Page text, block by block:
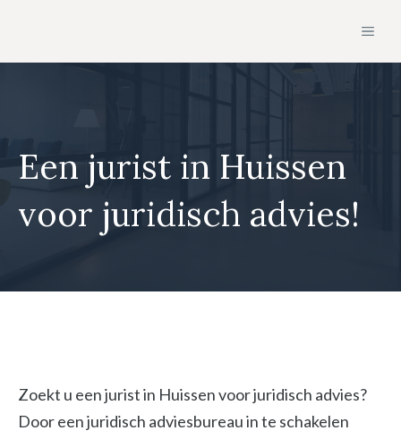
de
Een jurist in Huissen
voor juridisch advies!
Zoekt u een jurist in Huissen voor juridisch advies?
Door een juridisch adviesbureau in te schakelen